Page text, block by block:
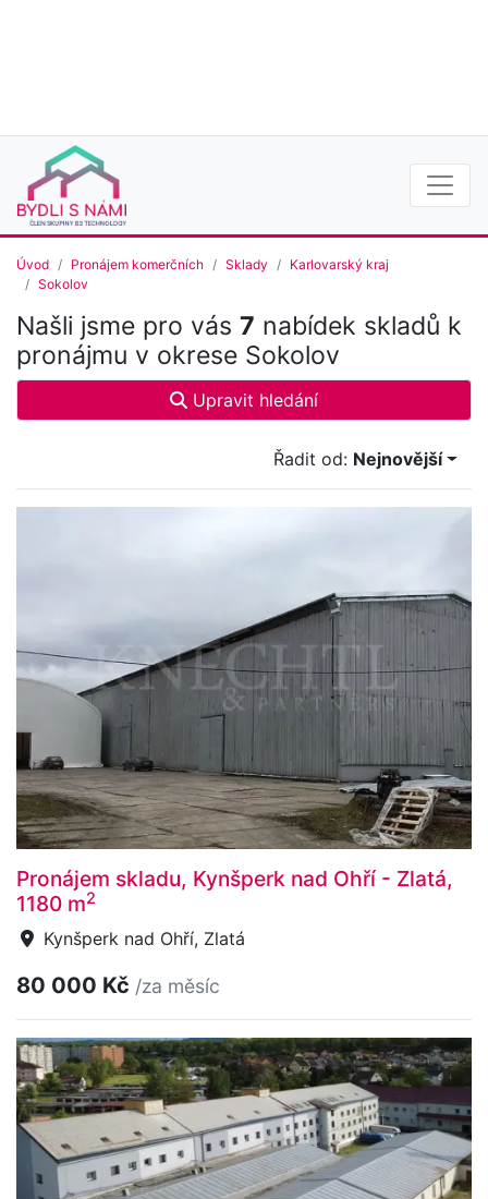
Úvod Pronájem komerčních Sklady
Karlovarský kraj
Sokolov
Našli jsme pro vás 7 nabídek skladů k
pronájmu v okrese Sokolov
Upravit hledání
Řadit od: Nejnovější
Pronájem skladu, Kynšperk nad Ohří - Zlatá,
1180 m2
Kynšperk nad Ohří, Zlatá
80 000 Kč /za měsíc